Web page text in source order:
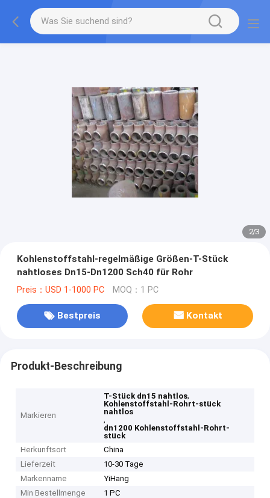
2/3
Kohlenstoffstahl-regelmäßige Größen-T-Stück
nahtloses Dn15-Dn1200 Sch40 für Rohr
Preis：USD 1-1000 PC MOQ：1 PC
Bestpreis Kontakt
Produkt-Beschreibung
Markieren
T-Stück dn15 nahtlos,
Kohlenstoffstahl-Rohrt-stück
nahtlos
,
dn1200 Kohlenstoffstahl-Rohrt-
stück
Herkunftsort
China
Lieferzeit
10-30 Tage
Markenname
YiHang
Min Bestellmenge
1 PC